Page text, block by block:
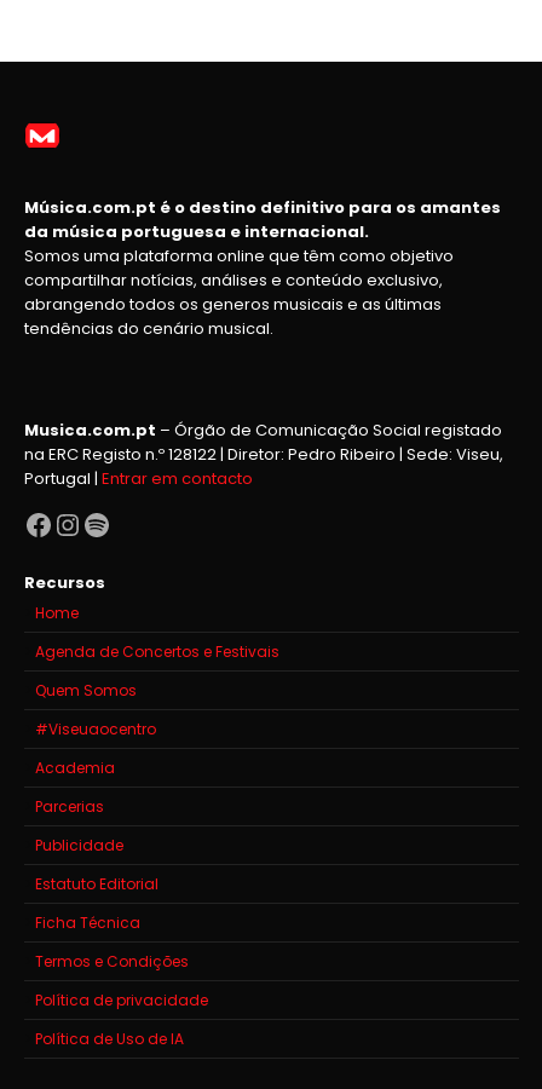
Música.com.pt é o destino definitivo para os amantes
da música portuguesa e internacional.
Somos uma plataforma online que têm como objetivo
compartilhar notícias, análises e conteúdo exclusivo,
abrangendo todos os generos musicais e as últimas
tendências do cenário musical.
Musica.com.pt – Órgão de Comunicação Social registado
na ERC Registo n.º 128122 | Diretor: Pedro Ribeiro | Sede: Viseu,
Portugal | Entrar em contacto
Facebook
Instagram
Spotify
Recursos
Home
Agenda de Concertos e Festivais
Quem Somos
#Viseuaocentro
Academia
Parcerias
Publicidade
Estatuto Editorial
Ficha Técnica
Termos e Condições
Política de privacidade
Política de Uso de IA